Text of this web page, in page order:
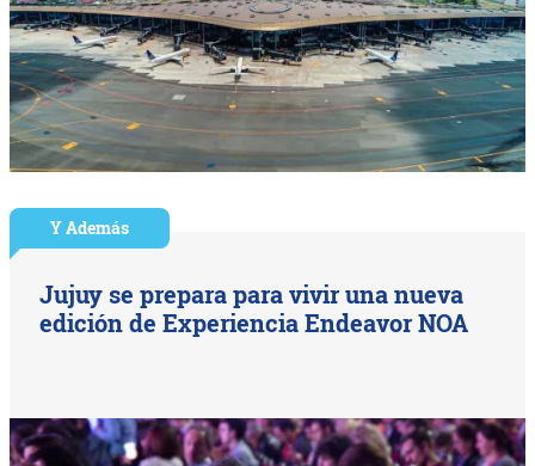
Y Además
Jujuy se prepara para vivir una nueva
edición de Experiencia Endeavor NOA